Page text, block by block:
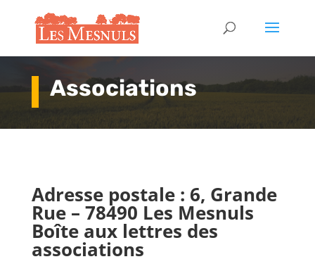
Associations
Adresse postale : 6, Grande
Rue – 78490 Les Mesnuls
Boîte aux lettres des
associations